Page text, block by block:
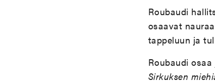
Roubaudi
osaavat
tappeluun ja
Roubaudi
Sirkuksen